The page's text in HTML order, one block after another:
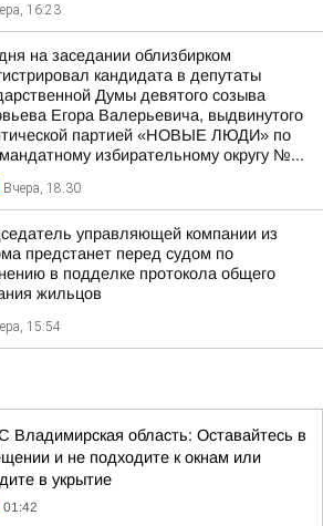
16:23
на заседании облизбирком
кандидата в депутаты
Думы девятого созыва
Егора Валерьевича, выдвинутого
партией «НОВЫЕ ЛЮДИ» по
избирательному округу №...
Вчера, 18:30
управляющей компании из
предстанет перед судом по
в подделке протокола общего
жильцов
15:54
Владимирская область: Оставайтесь в
и не подходите к окнам или
в укрытие
01:42